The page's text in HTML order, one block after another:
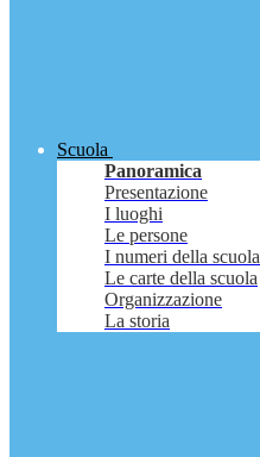
Scuola
Panoramica
Presentazione
I luoghi
Le persone
I numeri della scuola
Le carte della scuola
Organizzazione
La storia